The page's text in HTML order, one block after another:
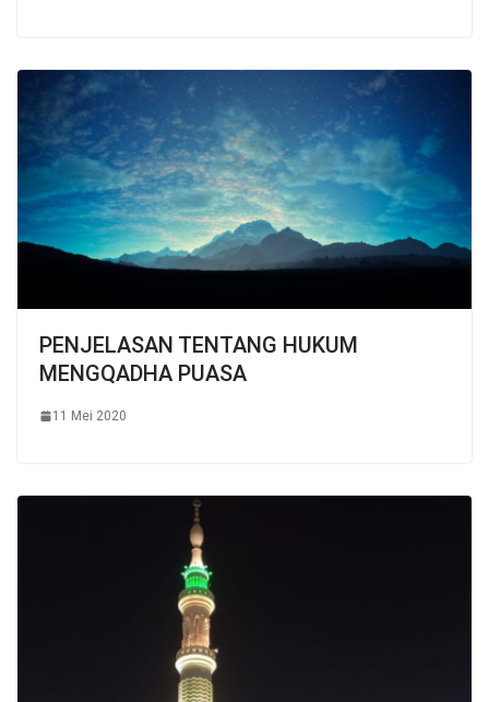
PENJELASAN TENTANG HUKUM
MENGQADHA PUASA
11 Mei 2020